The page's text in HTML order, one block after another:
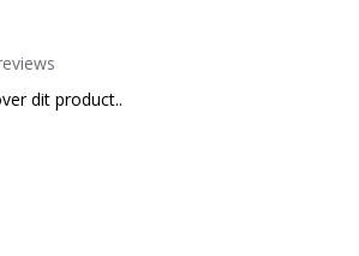
dit product..